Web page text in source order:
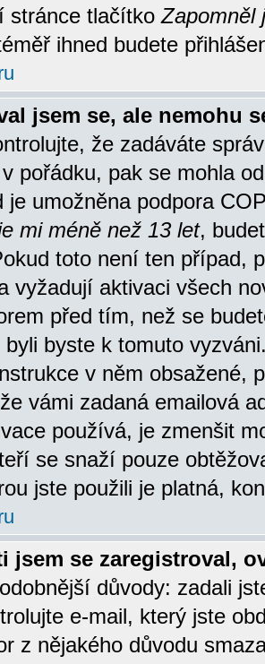
stránce tlačítkoZapomněl
ihned budete
jsem se, ale nemohu
že zadáváte
pořádku, pak se mohla
je umožněna podpora
mi méně než 13 let,
toto není ten případ,
vyžadují aktivaci všech
před tím, než se
byli byste k tomuto
v něm obsažené,
vámi zadaná emailová
používá, je zmenšit
se snaží pouze
jste použili je platná,
jsem se zaregistroval,
důvody: zadali
e-mail, který jste
z nějakého důvodu